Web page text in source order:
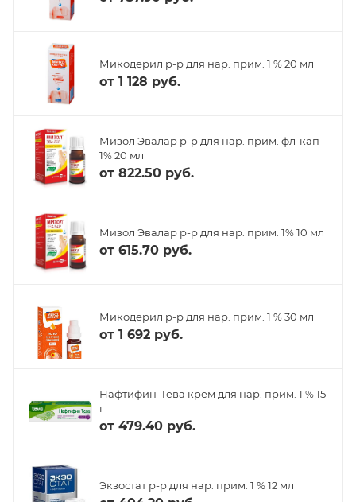
Микодерил р-р для нар. прим. 1 % 20 мл
от 1 128 руб.
Мизол Эвалар р-р для нар. прим. фл-кап
1% 20 мл
от 822.50 руб.
Мизол Эвалар р-р для нар. прим. 1% 10 мл
от 615.70 руб.
Микодерил р-р для нар. прим. 1 % 30 мл
от 1 692 руб.
Нафтифин-Тева крем для нар. прим. 1 % 15
г
от 479.40 руб.
Экзостат р-р для нар. прим. 1 % 12 мл